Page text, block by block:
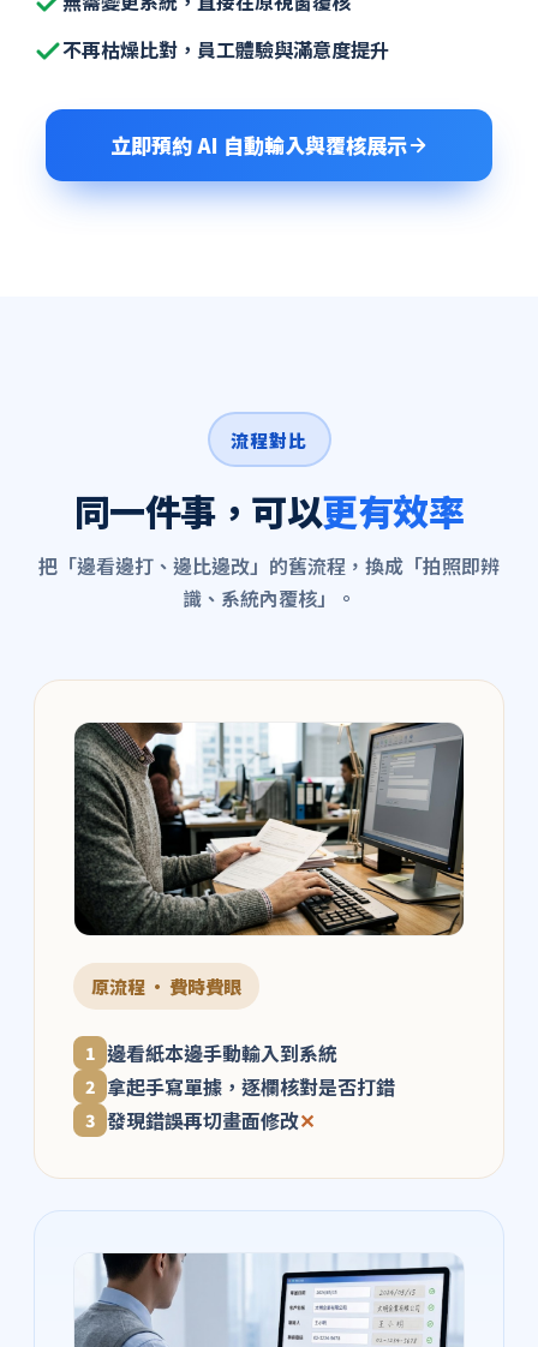
不再枯燥比對，員工體驗與滿意度提升
立即預約 AI 自動輸入與覆核展示
流程對比
同一件事，可以更有效率
把「邊看邊打、邊比邊改」的舊流程，換成「拍照即辨
識、系統內覆核」。
原流程 · 費時費眼
1 邊看紙本邊手動輸入到系統
2 拿起手寫單據，逐欄核對是否打錯
3 發現錯誤再切畫面修改✕